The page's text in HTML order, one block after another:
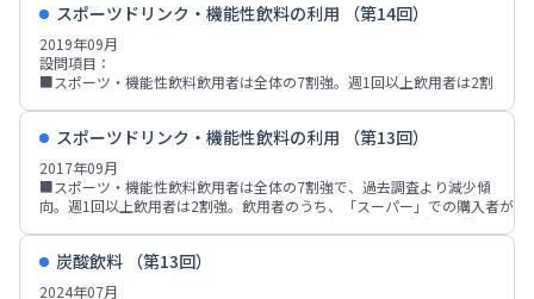
「スポーツをしている時」などが各20%台。アミノバリュー主飲用者、ヴ
ァームスマートフィットウォーター主飲用者などでは「スポーツをしてい
る時」、OS-1主飲用者では「脱水症状を防ぎたい時」が1位。
■購入時の重視点は「味」が飲用者の6割強、「価格」が約46%、「機
能・効果」「飲み慣れている」「成分」「容量、サイズ」などが各20%
台。期待する効果は「水分補給」が飲用者の約75%、「熱中症対策・予
防」が6割弱、「運動時や前後に適切な栄養素やエネルギーの補給」「体
調を整える」が各2割強、「風邪など体調不良の回復をうながす」「運動
後の疲労回復」などが各15～16%。
■スポーツドリンク・機能性飲料飲用意向は6割弱、男性10・20代や40代
で高い傾向。月に数回以上飲用者では9割以上の飲用意向、現在非飲用者
では約4%。
スポーツドリンク・機能性飲料の利用 （第14回）
2019年09月
設問項目：
■スポーツ・機能性飲料飲用者は全体の7割強。週1回以上飲用者は2割
「脱水症状を防ぎたい」「スポーツをしている時」「スポーツの後」など
が各2割強～3割強。アミノバリュー主飲用者、ヴァーム・ヴァームウォー
ター主飲用者などでは、スポーツ中や前後の比率が高い傾向。
■購入時の重視点は「味」が飲用者の6割弱、「価格」4割強、「機能・効
果」「飲み慣れている」「成分」などが各20%台。期待する効果は「水分
補給」が飲用者の約75%、「熱中症対策・予防」が6割弱、「運動時や前
後に適切な栄養素やエネルギーの補給」「体調を整える」「運動後の疲労
回復」などが各2割前後。
■スポーツ・機能性飲料飲用意向は6割弱、男性や若年層で高い傾向。月
スポーツドリンク・機能性飲料の利用 （第13回）
2017年09月
■スポーツ・機能性飲料飲用者は全体の7割強で、過去調査より減少傾
向。週1回以上飲用者は2割強。飲用者のうち、「スーパー」での購入者が
6割強、「コンビニエンスストア」「ドラッグストア」「自動販売機」が
■スポーツ・機能性飲料を飲む場面は「汗をかいた時」「のどが渇いた
時」「スポーツをしている時」「脱水症状を防ぎたい時」「スポーツの
炭酸飲料 （第13回）
2024年07月